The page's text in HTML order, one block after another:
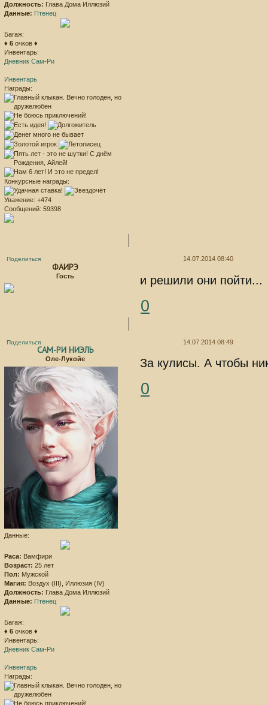
Должность: Глава Дома Иллюзий
Данные: Птенец
Багаж:
♦ 6 очков ♦
Инвентарь:
Дневник Сам-Ри
Инвентарь
Награды:
Конкурсные награды:
Уважение: +474
Сообщений: 59398
Поделиться 14.07.2014 08:40
ФАИРЭ
Гость и решили они пойти...
0
Поделиться 14.07.2014 08:49
САМ-РИ НИЭЛЬ
Оле-Лукойе
Данные:
Раса: Вамфири
Возраст: 25 лет
Пол: Мужской
Магия: Воздух (III), Иллюзия (IV)
Должность: Глава Дома Иллюзий
Данные: Птенец
Багаж:
♦ 6 очков ♦
Инвентарь:
Дневник Сам-Ри
Инвентарь
Награды:
За кулисы. А чтобы
0